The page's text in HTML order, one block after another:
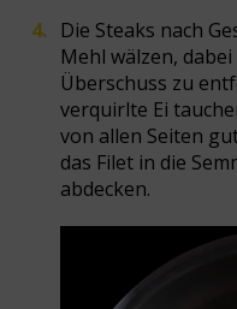
Die Steaks nach
Mehl wälzen,
Überschuss zu
verquirlte Ei
von allen Seiten
das Filet in die
abdecken.